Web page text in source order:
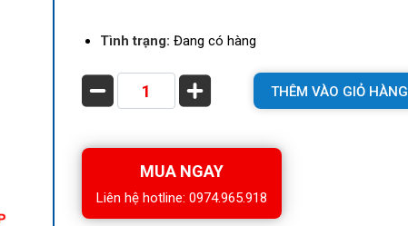
Tình trạng: Đang có hàng
THÊM VÀO GIỎ HÀNG
MUA NGAY
Liên hệ hotline: 0974.965.918